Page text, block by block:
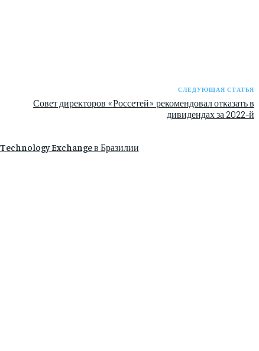
СЛЕДУЮЩАЯ СТАТЬЯ
Совет директоров «Россетей» рекомендовал отказать в
дивидендах за 2022-й
Exchange в Бразилии